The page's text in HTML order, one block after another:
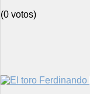
(0 votos)